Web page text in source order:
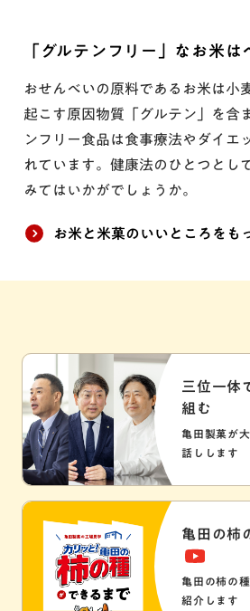
「グルテンフリー」なお米は
おせんべいの原料であるお米は小
起こす原因物質「グルテン」を含
ンフリー食品は食事療法やダイエ
れています。健康法のひとつとし
みてはいかがでしょうか。
お米と米菓のいいところをも
三位一体
組む
亀田製菓が
話しします
亀田の柿
亀田の柿の
紹介します